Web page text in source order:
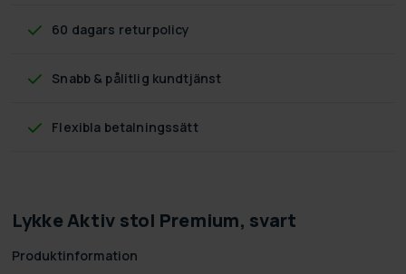
60 dagars returpolicy
Snabb & pålitlig kundtjänst
Flexibla betalningssätt
Lykke Aktiv stol Premium, svart
Produktinformation